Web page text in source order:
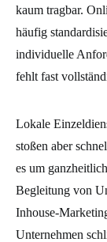
kaum tragbar.
häufig
individuelle
fehlt fast
Lokale
stoßen aber
es um
Begleitung von
Inhouse-
Unternehmen